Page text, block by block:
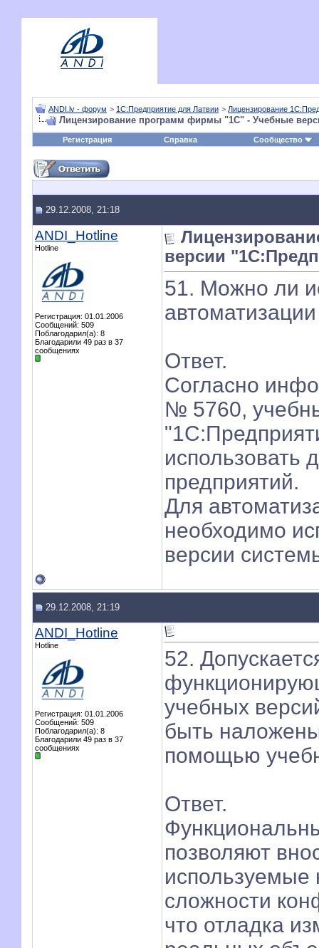
ANDI.lv - форум > 1С:Предприятие для Латвии > Лицензирование
Лицензирование программ фирмы "1С" - Учебные
Регистрация Справка Сообщество
29.12.2008, 21:18
ANDI_Hotline
Hotline
Регистрация: 01.01.2006
Сообщений: 509
Поблагодарил(а): 8
Благодарили 49 раз в 37
сообщениях
версии
51. Можно ли
Ответ.
Согласно
№ 5760,
использовать
предприятий.
Для
необходимо
версии
29.12.2008, 21:19
ANDI_Hotline
Hotline
Регистрация: 01.01.2006
Сообщений: 509
Поблагодарил(а): 8
Благодарили 49 раз в 37
сообщениях
52.
учебных
быть
помощью
Ответ.
позволяют
используемые
сложности
что отладка